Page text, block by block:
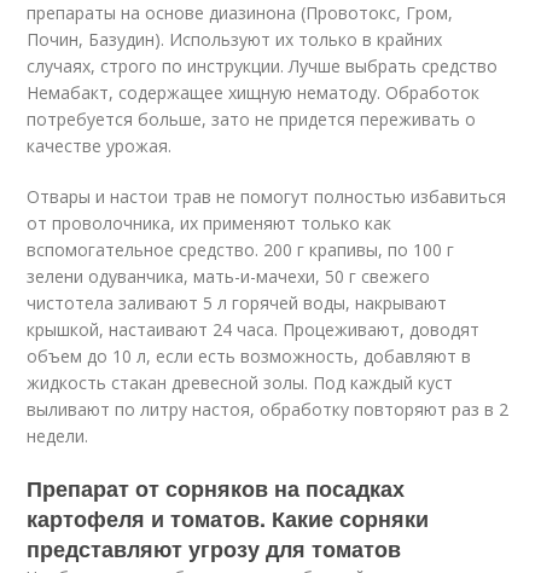
препараты на основе диазинона (Провотокс, Гром,
Почин, Базудин). Используют их только в крайних
случаях, строго по инструкции. Лучше выбрать средство
Немабакт, содержащее хищную нематоду. Обработок
потребуется больше, зато не придется переживать о
качестве урожая.
Отвары и настои трав не помогут полностью избавиться
от проволочника, их применяют только как
вспомогательное средство. 200 г крапивы, по 100 г
зелени одуванчика, мать-и-мачехи, 50 г свежего
чистотела заливают 5 л горячей воды, накрывают
крышкой, настаивают 24 часа. Процеживают, доводят
объем до 10 л, если есть возможность, добавляют в
жидкость стакан древесной золы. Под каждый куст
выливают по литру настоя, обработку повторяют раз в 2
недели.
Препарат от сорняков на посадках
картофеля и томатов. Какие сорняки
представляют угрозу для томатов